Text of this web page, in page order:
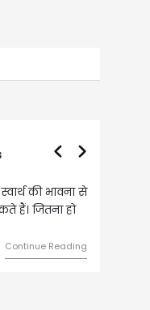
की भावना से
जितना हो
Continue Reading
वृष राशि